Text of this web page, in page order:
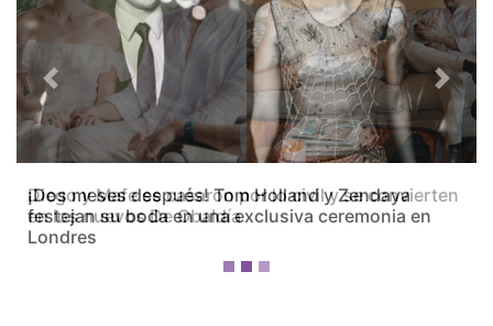
Diego y Mafe se casaron por lo civil y se convierten
en los nuevos De Obaldía
Previous Next